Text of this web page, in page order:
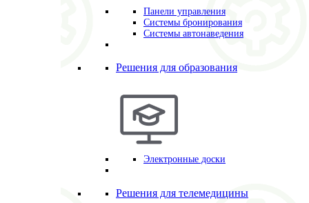
Панели управления
Системы бронирования
Системы автонаведения
Решения для образования
Электронные доски
Решения для телемедицины